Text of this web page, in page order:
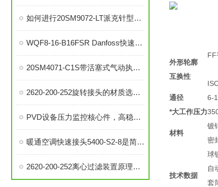
如何进行20SM9072-LT派克针型阀的故障排查与解决措施？
WQF8-16-B16FSR Danfoss快速接头是提升效率的工业连接解决方案
20SM4071-C1S带活塞式气动执行器中压针阀在自动化系统中的角色与功能
2620-200-252旋转接头的材质选择与耐用性分析
PVD设备压力监控核心件，高稳定性压力开关现货秒发
暖通空调快速接头5400-S2-8是简便安装、可靠密封的理想选择
2620-200-252离心过滤装置原理、构造和使用方法说明
外形轮廓
互换性
FF
通径
6-
*大工作压力
材料
镀
密
技术数据
球
自
套